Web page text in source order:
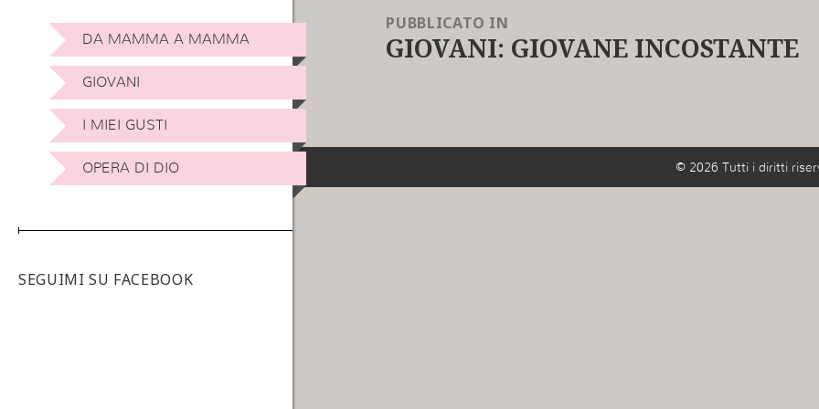
DA MAMMA A MAMMA
GIOVANI
I MIEI GUSTI
OPERA DI DIO
SEGUIMI SU FACEBOOK
PUBBLICATO IN
GIOVANI: GIOVANE INCOSTANTE
© 2026 Tutti i diritti